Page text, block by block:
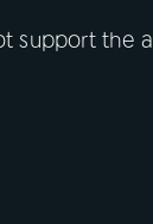
support the